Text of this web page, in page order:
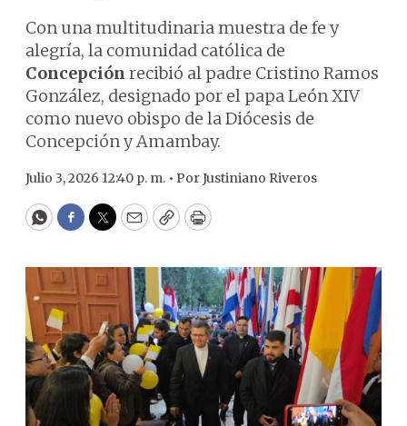
Con una multitudinaria muestra de fe y
alegría, la comunidad católica de
Concepción recibió al padre Cristino Ramos
González, designado por el papa León XIV
como nuevo obispo de la Diócesis de
Concepción y Amambay.
Julio 3, 2026 12:40 p. m. • PorJustiniano Riveros
WhatsApp
Facebook
Twitter
EmailCopyPrint